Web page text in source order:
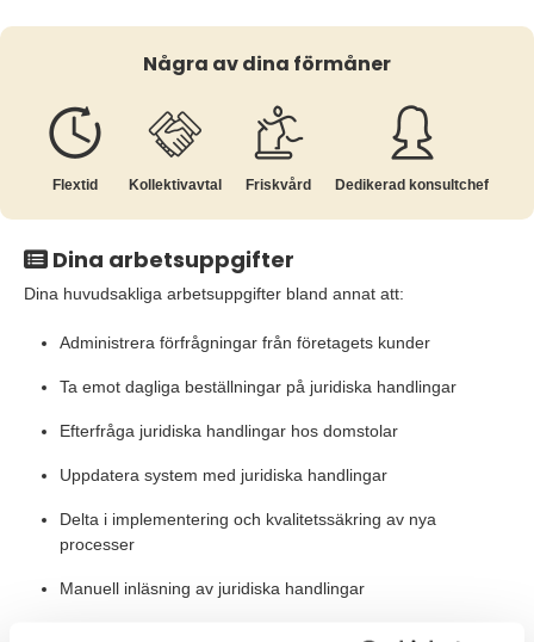
Några av dina förmåner
Flextid Kollektiv­avtal Friskvård Dedikerad konsultchef
Dina arbetsuppgifter
Dina huvudsakliga arbetsuppgifter bland annat att:
Administrera förfrågningar från företagets kunder
Ta emot dagliga beställningar på juridiska handlingar
Efterfråga juridiska handlingar hos domstolar
Uppdatera system med juridiska handlingar
Delta i implementering och kvalitetssäkring av nya
processer
Manuell inläsning av juridiska handlingar